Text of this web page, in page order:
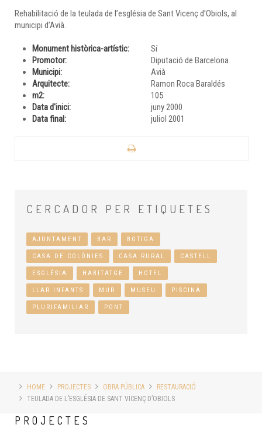
Rehabilitació de la teulada de l’església de Sant Vicenç d’Obiols, al
municipi d’Avià.
Monument històrica-artístic:
Sí
Promotor:
Diputació de Barcelona
Municipi:
Avià
Arquitecte:
Ramon Roca Baraldés
m2:
105
Data d'inici:
juny 2000
Data final:
juliol 2001
CERCADOR PER ETIQUETES
AJUNTAMENT BAR BOTIGA
CASA DE COLÒNIES CASA RURAL CASTELL
ESGLÉSIA HABITATGE HOTEL
LLAR INFANTS MUR MUSEU PISCINA
PLURIFAMILIAR PONT
HOME PROJECTES OBRA PÚBLICA
RESTAURACIÓ
TEULADA DE L’ESGLÉSIA DE SANT VICENÇ D’OBIOLS
PROJECTES